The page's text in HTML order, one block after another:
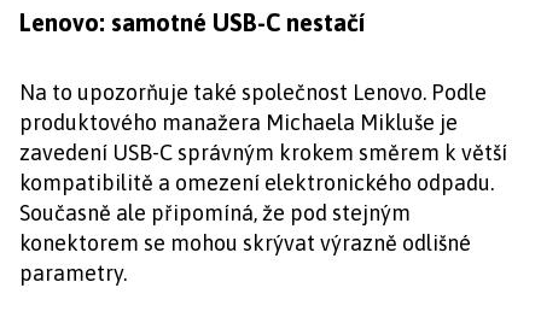
Lenovo: samotné USB-C nestačí
Na to upozorňuje také společnost Lenovo. Podle
produktového manažera Michaela Mikluše je
zavedení USB-C správným krokem směrem k větší
kompatibilitě a omezení elektronického odpadu.
Současně ale připomíná, že pod stejným
konektorem se mohou skrývat výrazně odlišné
parametry.